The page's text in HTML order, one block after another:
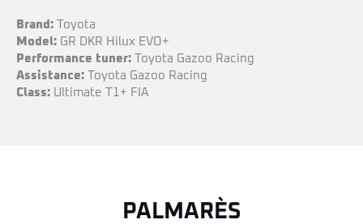
Brand: Toyota
Model: GR DKR Hilux EVO+
Performance tuner: Toyota Gazoo Racing
Assistance: Toyota Gazoo Racing
Class: Ultimate T1+ FIA
PALMARÈS